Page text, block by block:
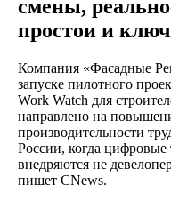
смены,
простои и
Компания «Фасадные
запуске пилотного
Work Watch для
направлено на
производительности
России, когда
внедряются не
пишет CNews.